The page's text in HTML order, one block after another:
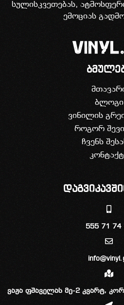
სულისკვეთებას,
ემოციას
ბლოგი
ვინილის
როგორ
ჩვენს
555 71 74
ვაჟა ფშაველას მე-2 კვარტ,